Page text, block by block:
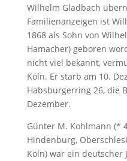
Wilhelm Gladbach
Familienanzeigen ist
1868 als Sohn von
Hamacher) geboren
nicht viel bekannt,
Köln. Er starb am 10.
Habsburgerring 26, die
Dezember.
Günter M. Kohlmann (*
Hindenburg,
Köln) war ein deutscher